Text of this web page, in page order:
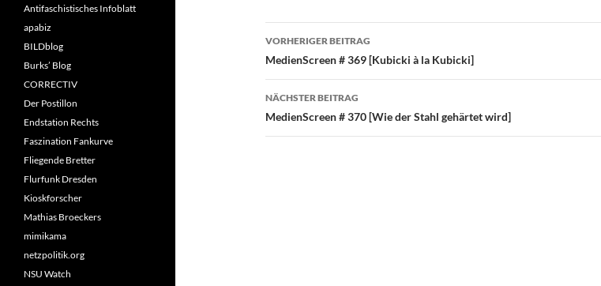
Beitragsnavigation
VORHERIGER BEITRAG
MedienScreen # 369 [Kubicki à la Kubicki]
NÄCHSTER BEITRAG
MedienScreen # 370 [Wie der Stahl gehärtet wird]
Antifaschistisches Infoblatt
apabiz
BILDblog
Burks’ Blog
CORRECTIV
Der Postillon
Endstation Rechts
Faszination Fankurve
Fliegende Bretter
Flurfunk Dresden
Kioskforscher
Mathias Broeckers
mimikama
netzpolitik.org
NSU Watch